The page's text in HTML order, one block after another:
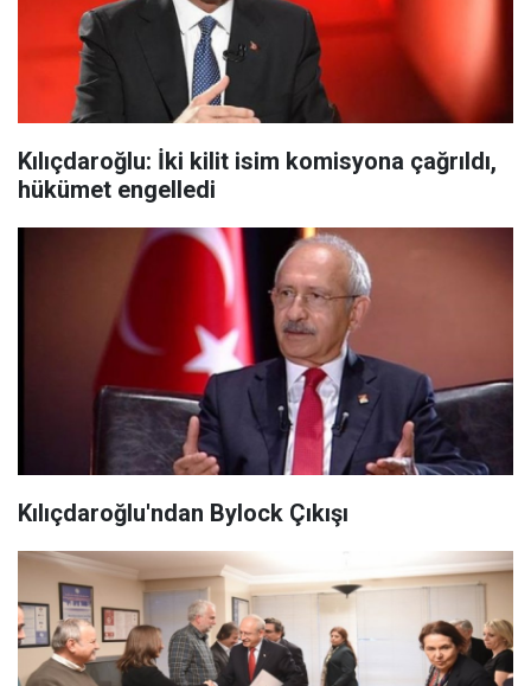
Kılıçdaroğlu: İki kilit isim komisyona çağrıldı,
hükümet engelledi
Kılıçdaroğlu'ndan Bylock Çıkışı